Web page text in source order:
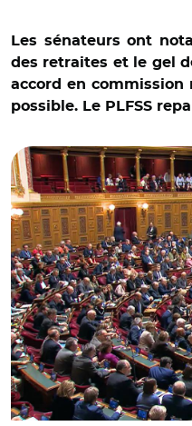
Les sénateurs ont
des retraites et le gel
accord en
possible. Le PLFSS
© Capture vidéo Sénat/